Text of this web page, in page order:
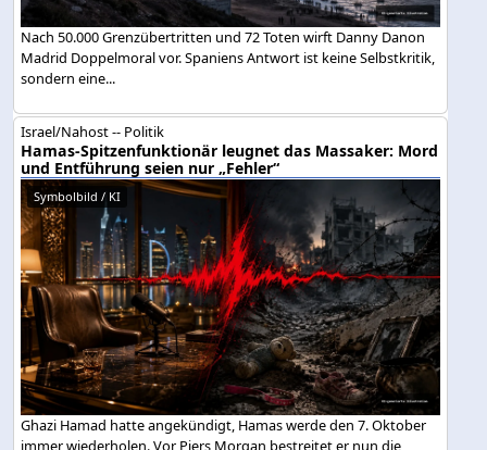
Nach 50.000 Grenzübertritten und 72 Toten wirft Danny Danon
Madrid Doppelmoral vor. Spaniens Antwort ist keine Selbstkritik,
sondern eine...
Israel/Nahost -- Politik
Hamas-Spitzenfunktionär leugnet das Massaker: Mord
und Entführung seien nur „Fehler“
Symbolbild / KI
Ghazi Hamad hatte angekündigt, Hamas werde den 7. Oktober
immer wiederholen. Vor Piers Morgan bestreitet er nun die